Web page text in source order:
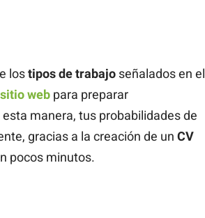
lostipos de trabajoseñalados en el
webpara preparar
manera, tus probabilidades de
gracias a la creación de un CV
pocos minutos.